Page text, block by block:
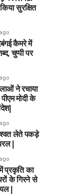
सुरक्षित
कैमरे में
चुप्पी पर
ने रचाया
मोदी के
लेते पकड़े
|
प्रकृति का
के गिरने से
|